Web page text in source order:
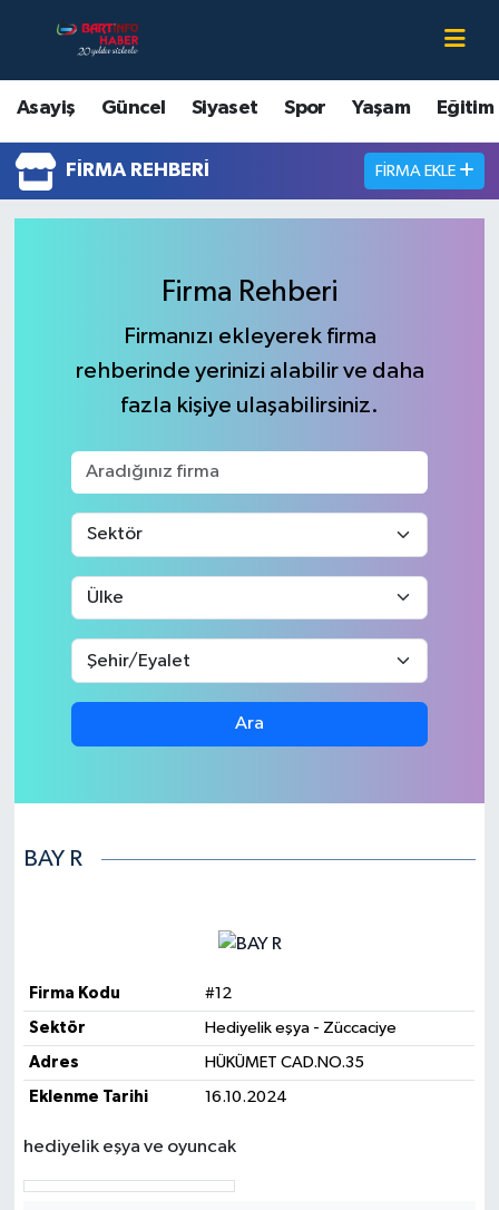
Asayiş Güncel Siyaset Spor Yaşam Eğitim
FIRMA REHBERI FIRMA EKLE
Firma Rehberi
Firmanızı ekleyerek firma
rehberinde yerinizi alabilir ve daha
fazla kişiye ulaşabilirsiniz.
Ara
BAY R
Firma Kodu #12
Sektör Hediyelik eşya - Züccaciye
Adres HÜKÜMET CAD.NO.35
Eklenme Tarihi 16.10.2024
hediyelik eşya ve oyuncak
Asayiş
Bartın Hakkında
Çevre
Güncel
Magazin
Medya
Sağlık
Sinema
Sivil Toplum
Yaşam
Yerel Yönetimler
DÜNYA
Bartın Nöbetçi Eczaneler
Bartın Hava Durumu
Bartin Namaz Vakitleri
Tüm Manşetler
Haber Arşivi